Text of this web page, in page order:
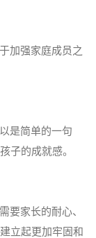
加强家庭成员之
是简单的一句
子的成就感。
要家长的耐心、
立起更加牢固和